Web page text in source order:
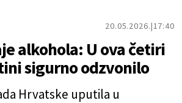
20.05.2026. 17:40
alkohola: U ova četiri
sigurno odzvonilo
Hrvatske uputila u